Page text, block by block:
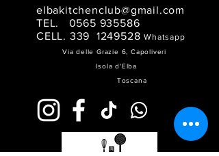
elbakitchenclub@gmail.com
TEL. 0565 935586
CELL. 339 1249528 Whatsapp
Via delle Grazie 6, Capoliveri
Isola d'Elba
Toscana